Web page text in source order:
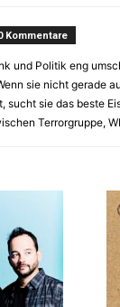
Kommentare
und Politik eng
sie nicht gerade
sucht sie das beste
Terrorgruppe,